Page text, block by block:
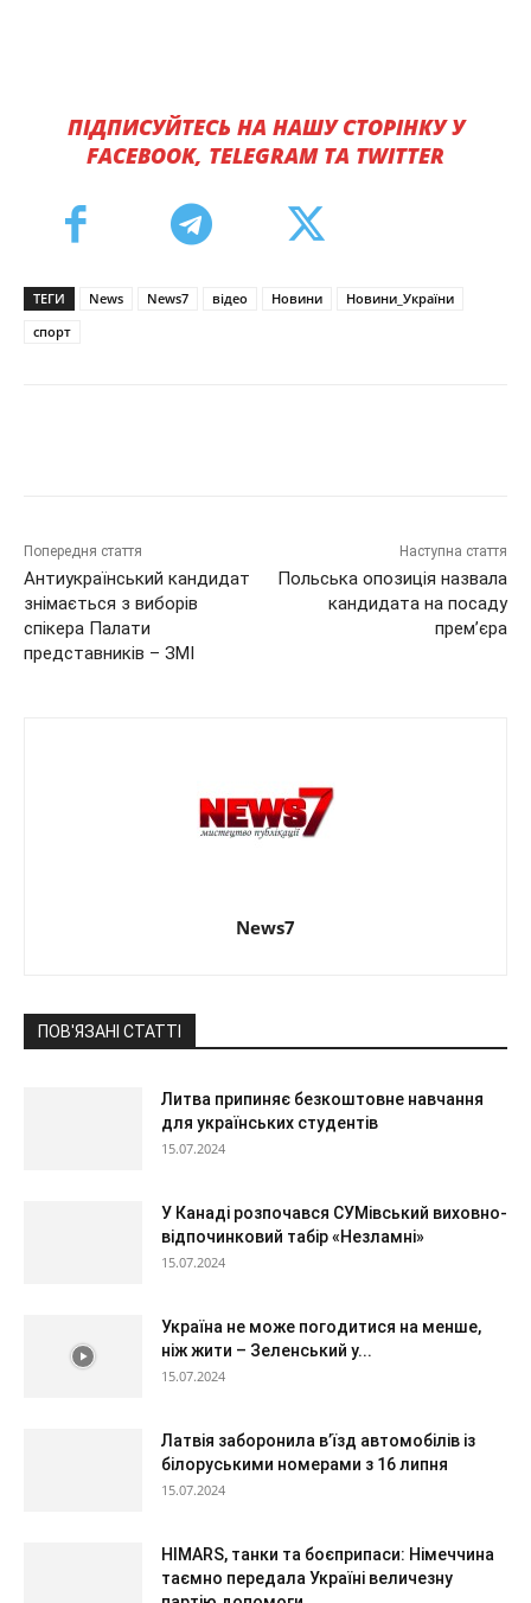
ПІДПИСУЙТЕСЬ НА НАШУ СТОРІНКУ У
FACEBOOK, TELEGRAM ТА TWITTER
ТЕГИ News News7 відео Новини
Новини_України
спорт
Попередня стаття
Антиукраїнський кандидат
знімається з виборів
спікера Палати
представників – ЗМІ
Наступна стаття
Польська опозиція назвала
кандидата на посаду
прем’єра
News7
ПОВ'ЯЗАНІ СТАТТІ
Литва припиняє безкоштовне навчання
для українських студентів
15.07.2024
У Канаді розпочався СУМівський виховно-
відпочинковий табір «Незламні»
15.07.2024
Україна не може погодитися на менше,
ніж жити – Зеленський у...
15.07.2024
Латвія заборонила в’їзд автомобілів із
білоруськими номерами з 16 липня
15.07.2024
HIMARS, танки та боєприпаси: Німеччина
таємно передала Україні величезну